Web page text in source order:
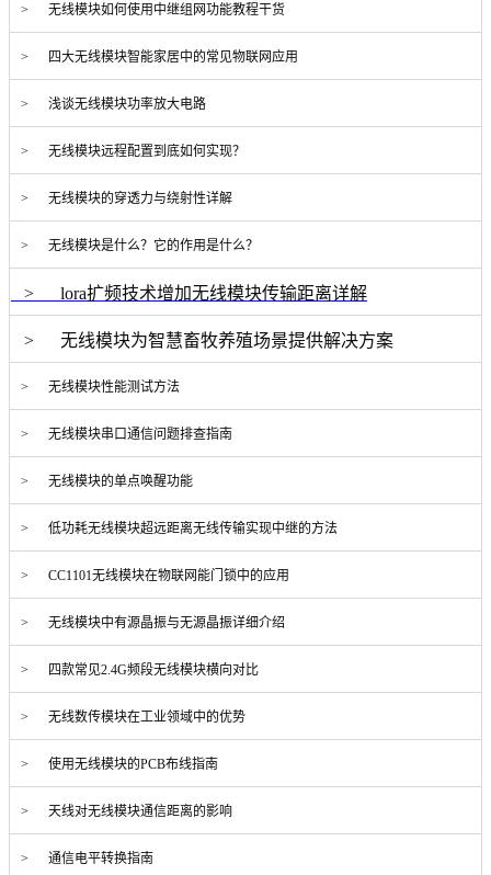
> 无线模块如何使用中继组网功能教程干货
> 四大无线模块智能家居中的常见物联网应用
> 浅谈无线模块功率放大电路
> 无线模块远程配置到底如何实现？
> 无线模块的穿透力与绕射性详解
> 无线模块是什么？它的作用是什么？
> lora扩频技术增加无线模块传输距离详解
> 无线模块为智慧畜牧养殖场景提供解决方案
> 无线模块性能测试方法
> 无线模块串口通信问题排查指南
> 无线模块的单点唤醒功能
> 低功耗无线模块超远距离无线传输实现中继的方法
> CC1101无线模块在物联网能门锁中的应用
> 无线模块中有源晶振与无源晶振详细介绍
> 四款常见2.4G频段无线模块横向对比
> 无线数传模块在工业领域中的优势
> 使用无线模块的PCB布线指南
> 天线对无线模块通信距离的影响
> 通信电平转换指南